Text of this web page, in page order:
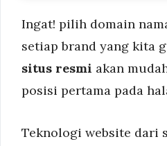
Ingat! pilih domain
setiap brand yang kita
situs resmi akan
posisi pertama pada
Teknologi website dari